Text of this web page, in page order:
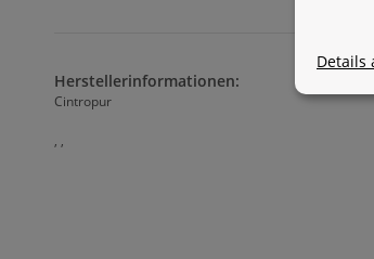
Herstellerinformationen:
Cintropur
, ,
Details